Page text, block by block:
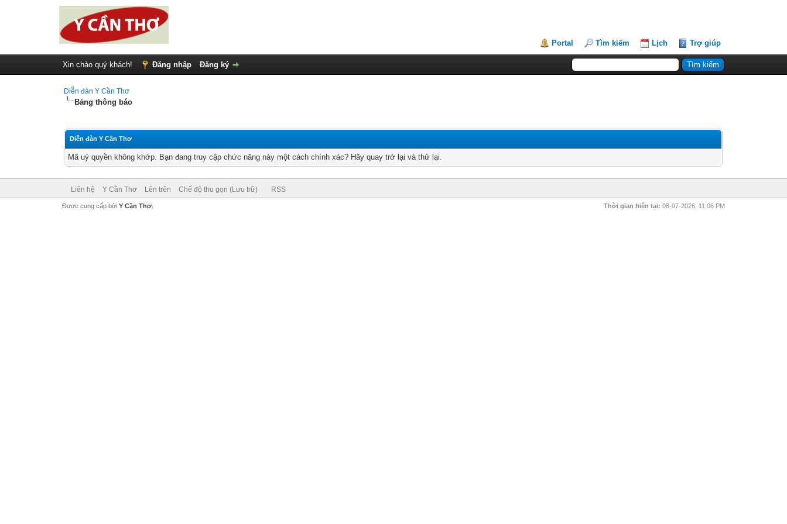
Portal Tìm kiếm Lịch Trợ giúp
Xin chào quý khách! Đăng nhập Đăng ký
Diễn đàn Y Cần Thơ
Bảng thông báo
Diễn đàn Y Cần Thơ
Mã uỷ quyền không khớp. Bạn đang truy cập chức năng này một cách chính xác? Hãy quay trở lại và thử lại.
Liên hệ Y Cần Thơ Lên trên Chế độ thu gọn (Lưu trữ) RSS
Thời gian hiện tại: 08-07-2026, 11:06 PM
Được cung cấp bởi Y Cần Thơ.